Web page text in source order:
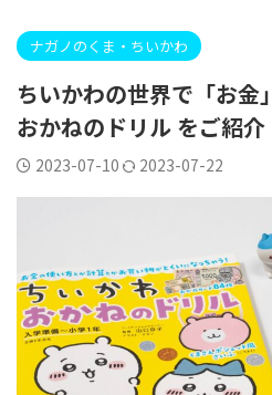
ナガノのくま・ちいかわ
ちいかわの世界で「お金
おかねのドリル をご紹介
2023-07-10 2023-07-22